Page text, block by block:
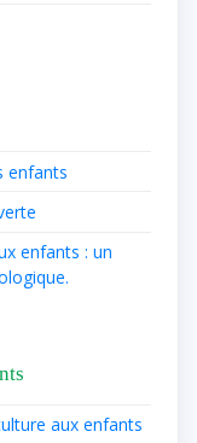
enfants
enfants : un
aux enfants